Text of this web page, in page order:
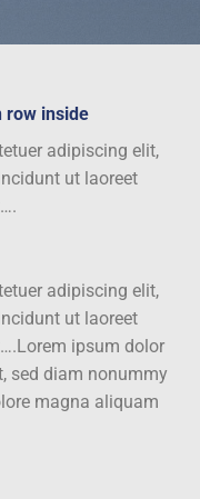
row inside
adipiscing elit,
ut laoreet
adipiscing elit,
ut laoreet
ipsum dolor
sed diam nonummy
magna aliquam